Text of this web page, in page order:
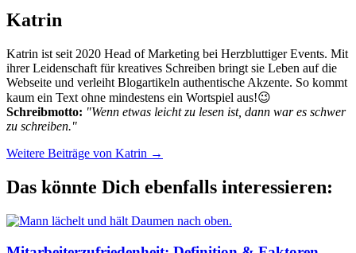
Katrin
Katrin ist seit 2020 Head of Marketing bei Herzbluttiger Events. Mit
ihrer Leidenschaft für kreatives Schreiben bringt sie Leben auf die
Webseite und verleiht Blogartikeln authentische Akzente. So kommt
kaum ein Text ohne mindestens ein Wortspiel aus!😉
Schreibmotto: "Wenn etwas leicht zu lesen ist, dann war es schwer
zu schreiben."
Weitere Beiträge von Katrin →
Das könnte Dich ebenfalls interessieren: